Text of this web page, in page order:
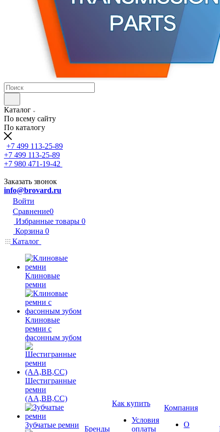
Каталог
По всему сайту
По каталогу
+7 499 113-25-89
+7 499 113-25-89
+7 980 471-19-42
Заказать звонок
info@brovard.ru
Войти
Сравнение0
Избранные товары 0
Корзина 0
Каталог
Клиновые
ремни
Клиновые
ремни с
фасонным зубом
Шестигранные
ремни
(AA,BB,CC)
Зубчатые ремни Бренды
Как купить
Условия
оплаты
Компания
О